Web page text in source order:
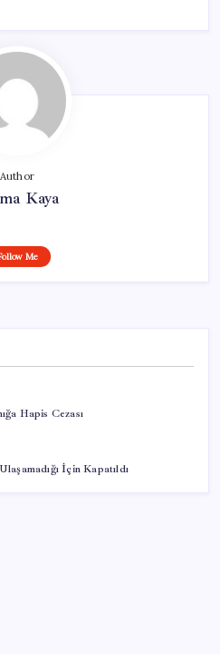
Author
Kaya
Me
Hapis Cezası
İçin Kapatıldı